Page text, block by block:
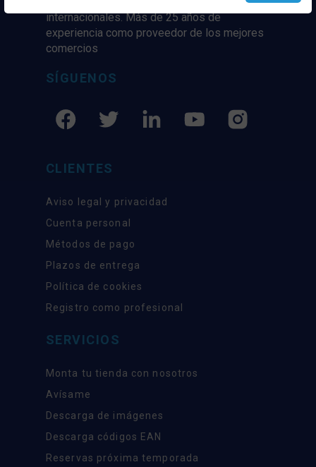
internacionales. Más de 25 años de
experiencia como proveedor de los mejores
comercios
SÍGUENOS
CLIENTES
Aviso legal y privacidad
Cuenta personal
Métodos de pago
Plazos de entrega
Política de cookies
Registro como profesional
SERVICIOS
Monta tu tienda con nosotros
Avísame
Descarga de imágenes
Descarga códigos EAN
Reservas próxima temporada